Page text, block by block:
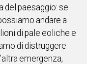
del paesaggio: se
andare a
di pale eoliche e
di distruggere
emergenza,